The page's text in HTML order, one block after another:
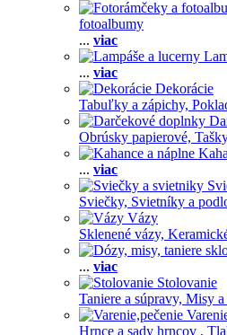
fotoalbumy
... viac
... viac
Dekorácie
Tabuľky a zápichy,
Obrúsky papierové,
... viac
Sviečky, Svietníky a
Vázy
Sklenené vázy,
... viac
Stolovanie
Taniere a súpravy, Misy a
Hrnce a sady hrncov ,